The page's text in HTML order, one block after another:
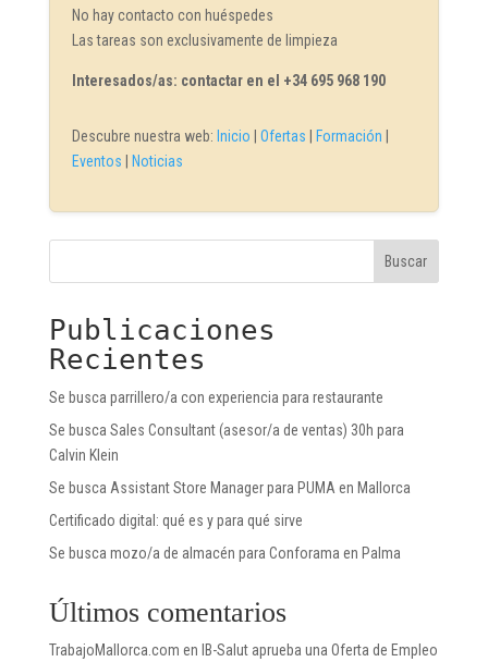
No hay contacto con huéspedes
Las tareas son exclusivamente de limpieza
Interesados/as: contactar en el +34 695 968 190
Descubre nuestra web: Inicio Ofertas Formación
Eventos
Noticias
Buscar
Publicaciones
Recientes
Se busca parrillero/a con experiencia para restaurante
Se busca Sales Consultant (asesor/a de ventas) 30h para
Calvin Klein
Se busca Assistant Store Manager para PUMA en Mallorca
Certificado digital: qué es y para qué sirve
Se busca mozo/a de almacén para Conforama en Palma
Últimos comentarios
TrabajoMallorca.com en IB-Salut aprueba una Oferta de Empleo